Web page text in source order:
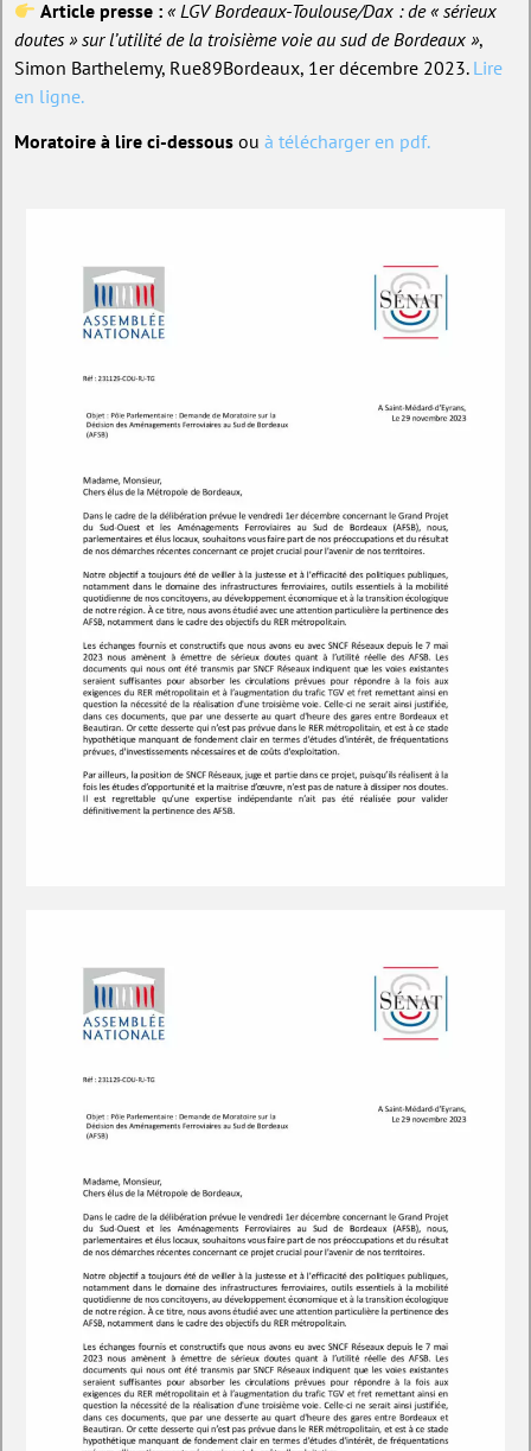
Article presse :« LGV Bordeaux-Toulouse/Dax : de « sérieux
doutes » sur l’utilité de la troisième voie au sud de Bordeaux »,
Simon Barthelemy, Rue89Bordeaux, 1er décembre 2023. Lire
en ligne.
Moratoire à lire ci-dessous ou à télécharger en pdf.